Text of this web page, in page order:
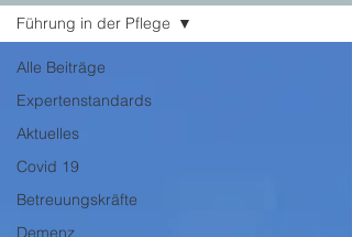
Alle Beiträge
Expertenstandards
Aktuelles
Covid 19
Betreuungskräfte
Demenz
Führung in der Pflege